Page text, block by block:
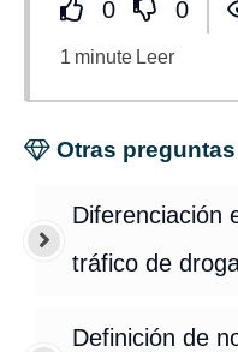
0 0
1 minute Leer
Otras
Diferenciación
tráfico de
Definición de